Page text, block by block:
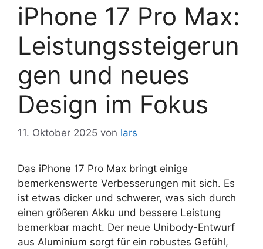
iPhone 17 Pro Max:
Leistungssteigerun
gen und neues
Design im Fokus
11. Oktober 2025 von lars
Das iPhone 17 Pro Max bringt einige
bemerkenswerte Verbesserungen mit sich. Es
ist etwas dicker und schwerer, was sich durch
einen größeren Akku und bessere Leistung
bemerkbar macht. Der neue Unibody-Entwurf
aus Aluminium sorgt für ein robustes Gefühl,